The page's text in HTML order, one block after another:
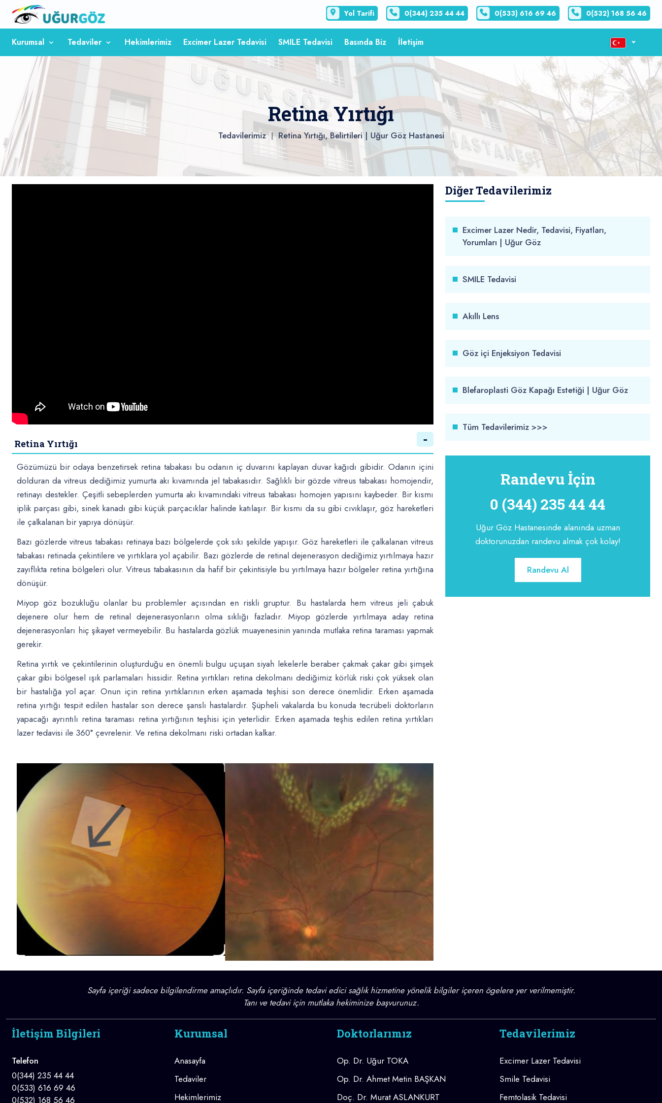
Yol Tarifi 0(344) 235 44 44 0(533) 616 69 46 0(532) 168 56 46
Kurumsal Tedaviler Hekimlerimiz Excimer Lazer Tedavisi SMILE Tedavisi Basında Biz İletişim
Retina Yırtığı
Tedavilerimiz Retina Yırtığı, Belirtileri | Uğur Göz Hastanesi
Retina Yırtığı
Gözümüzü bir odaya benzetirsek retina tabakası bu odanın iç duvarını kaplayan duvar kağıdı gibidir. Odanın içini
dolduran da vitreus dediğimiz yumurta akı kıvamında jel tabakasıdır. Sağlıklı bir gözde vitreus tabakası homojendir,
retinayı destekler. Çeşitli sebeplerden yumurta akı kıvamındaki vitreus tabakası homojen yapısını kaybeder. Bir kısmı
iplik parçası gibi, sinek kanadı gibi küçük parçacıklar halinde katılaşır. Bir kısmı da su gibi cıvıklaşır, göz hareketleri
ile çalkalanan bir yapıya dönüşür.
Bazı gözlerde vitreus tabakası retinaya bazı bölgelerde çok sıkı şekilde yapışır. Göz hareketleri ile çalkalanan vitreus
tabakası retinada çekintilere ve yırtıklara yol açabilir. Bazı gözlerde de retinal dejenerasyon dediğimiz yırtılmaya hazır
zayıflıkta retina bölgeleri olur. Vitreus tabakasının da hafif bir çekintisiyle bu yırtılmaya hazır bölgeler retina yırtığına
dönüşür.
Miyop göz bozukluğu olanlar bu problemler açısından en riskli gruptur. Bu hastalarda hem vitreus jeli çabuk
dejenere olur hem de retinal dejenerasyonların olma sıklığı fazladır. Miyop gözlerde yırtılmaya aday retina
dejenerasyonları hiç şikayet vermeyebilir. Bu hastalarda gözlük muayenesinin yanında mutlaka retina taraması yapmak
gerekir.
Retina yırtık ve çekintilerinin oluşturduğu en önemli bulgu uçuşan siyah lekelerle beraber çakmak çakar gibi şimşek
çakar gibi bölgesel ışık parlamaları hissidir. Retina yırtıkları retina dekolmanı dediğimiz körlük riski çok yüksek olan
bir hastalığa yol açar. Onun için retina yırtıklarının erken aşamada teşhisi son derece önemlidir. Erken aşamada
retina yırtığı tespit edilen hastalar son derece şanslı hastalardır. Şüpheli vakalarda bu konuda tecrübeli doktorların
yapacağı ayrıntılı retina taraması retina yırtığının teşhisi için yeterlidir. Erken aşamada teşhis edilen retina yırtıkları
lazer tedavisi ile 360° çevrelenir. Ve retina dekolmanı riski ortadan kalkar.
Diğer Tedavilerimiz
Excimer Lazer Nedir, Tedavisi, Fiyatları,
Yorumları | Uğur Göz
SMILE Tedavisi
Akıllı Lens
Göz içi Enjeksiyon Tedavisi
Blefaroplasti Göz Kapağı Estetiği | Uğur Göz
Tüm Tedavilerimiz >>>
Randevu İçin
0 (344) 235 44 44
Uğur Göz Hastanesinde alanında uzman
doktorunuzdan randevu almak çok kolay!
Randevu Al
Sayfa içeriği sadece bilgilendirme amaçlıdır. Sayfa içeriğinde tedavi edici sağlık hizmetine yönelik bilgiler içeren ögelere yer verilmemiştir.
Tanı ve tedavi için mutlaka hekiminize başvurunuz.
İletişim Bilgileri
Telefon
0(344) 235 44 44
0(533) 616 69 46
0(532) 168 56 46
Kurumsal
Anasayfa
Tedaviler
Hekimlerimiz
Doktorlarımız
Op. Dr. Uğur TOKA
Op. Dr. Ahmet Metin BAŞKAN
Doç. Dr. Murat ASLANKURT
Tedavilerimiz
Excimer Lazer Tedavisi
Smile Tedavisi
Femtolasik Tedavisi